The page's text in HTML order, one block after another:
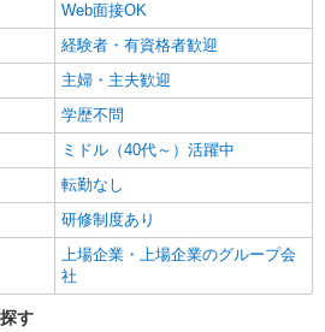
Web面接OK
経験者・有資格者歓迎
主婦・主夫歓迎
学歴不問
ミドル（40代～）活躍中
転勤なし
研修制度あり
上場企業・上場企業のグループ会
社
す